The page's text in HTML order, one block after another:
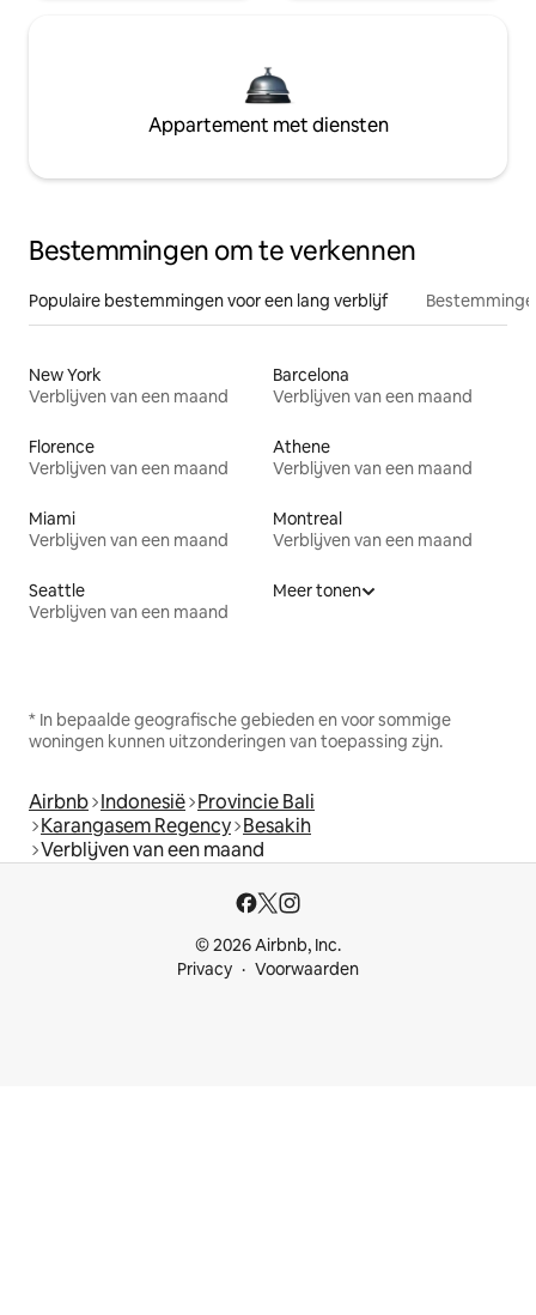
Appartement met diensten
Bestemmingen om te verkennen
Populaire bestemmingen voor een lang verblijf
New York
Verblijven van een maand
Barcelona
Verblijven van een maand
Florence
Verblijven van een maand
Athene
Verblijven van een maand
Miami
Verblijven van een maand
Montreal
Verblijven van een maand
Seattle
Verblijven van een maand
Meer tonen
* In bepaalde geografische gebieden en voor sommige
woningen kunnen uitzonderingen van toepassing zijn.
Airbnb Indonesië Provincie Bali
Karangasem Regency Besakih
Verblijven van een maand
© 2026 Airbnb, Inc.
Privacy
Voorwaarden